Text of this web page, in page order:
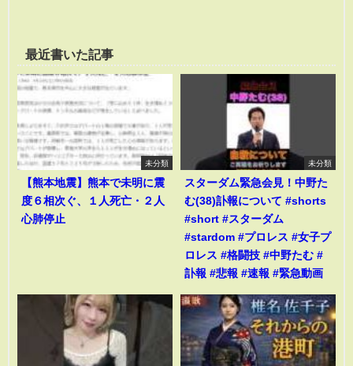
最近書いた記事
未分類
【熊本地震】熊本で未明に震
度６相次ぐ、１人死亡・２人
心肺停止
未分類
スターダム緊急会見！中野た
む(38)訃報について #shorts
#short #スターダム
#stardom #プロレス #女子プ
ロレス #格闘技 #中野たむ #
訃報 #悲報 #速報 #緊急動画